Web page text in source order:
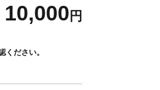
10,000 円
ください。